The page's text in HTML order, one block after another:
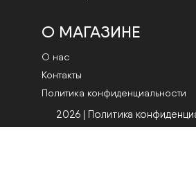
О МАГАЗИНЕ
О нас
Контакты
Политика конфиденциальности
2026 | Политика